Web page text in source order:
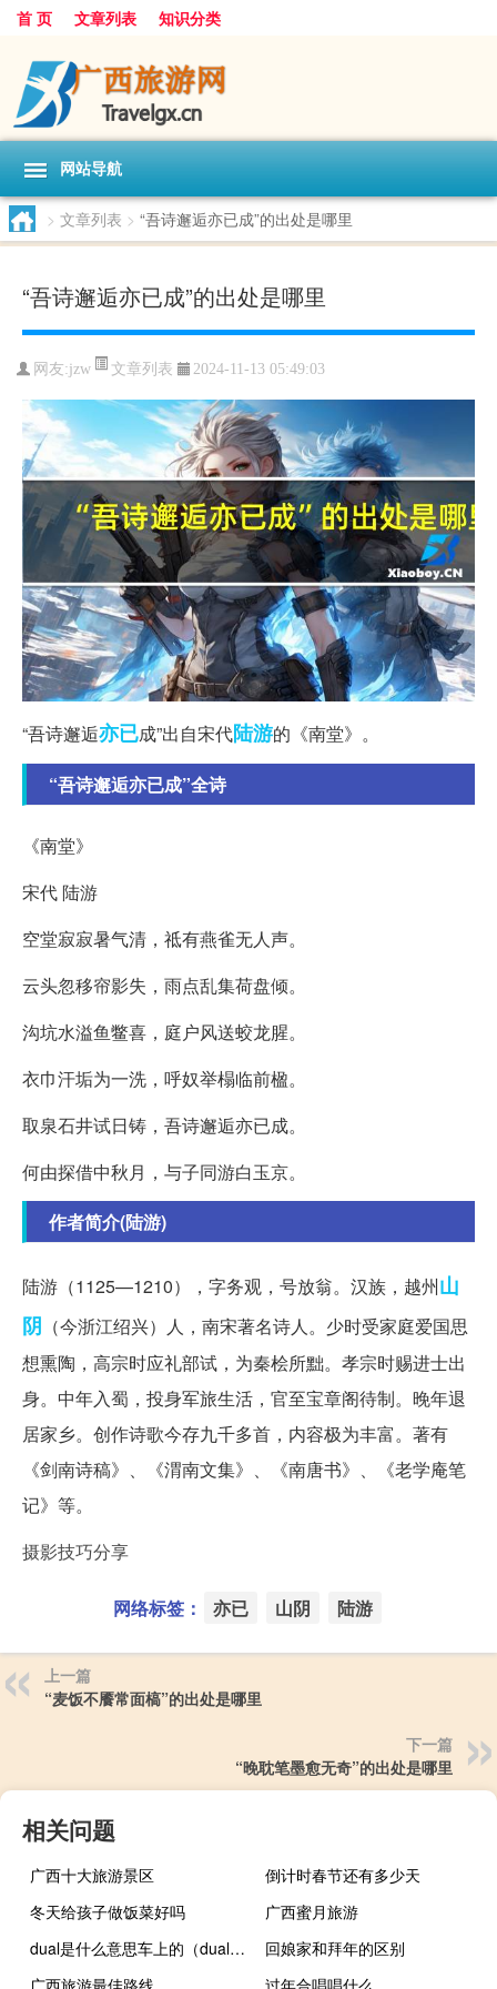
首 页 文章列表 知识分类
网站导航
> 文章列表 > “吾诗邂逅亦已成”的出处是哪里
“吾诗邂逅亦已成”的出处是哪里
网友:jzw 文章列表 2024-11-13 05:49:03
“吾诗邂逅亦已成”出自宋代陆游的《南堂》。
“吾诗邂逅亦已成”全诗
《南堂》
宋代 陆游
空堂寂寂暑气清，祗有燕雀无人声。
云头忽移帘影失，雨点乱集荷盘倾。
沟坑水溢鱼鳖喜，庭户风送蛟龙腥。
衣巾汗垢为一洗，呼奴举榻临前楹。
取泉石井试日铸，吾诗邂逅亦已成。
何由探借中秋月，与子同游白玉京。
作者简介(陆游)
陆游（1125—1210），字务观，号放翁。汉族，越州山
阴 （今浙江绍兴）人，南宋著名诗人。少时受家庭爱国思
想熏陶，高宗时应礼部试，为秦桧所黜。孝宗时赐进士出
身。中年入蜀，投身军旅生活，官至宝章阁待制。晚年退
居家乡。创作诗歌今存九千多首，内容极为丰富。著有
《剑南诗稿》、《渭南文集》、《南唐书》、《老学庵笔
记》等。
摄影技巧分享
网络标签： 亦已 山阴 陆游
上一篇
“麦饭不餍常面槁”的出处是哪里
下一篇
“晚耽笔墨愈无奇”的出处是哪里
相关问题
广西十大旅游景区
倒计时春节还有多少天
冬天给孩子做饭菜好吗
广西蜜月旅游
dual是什么意思车上的（dual是什么意思车上的空调）
回娘家和拜年的区别